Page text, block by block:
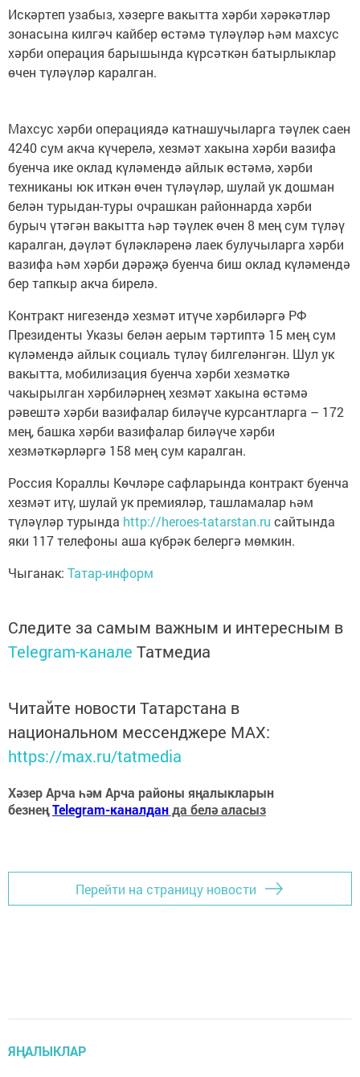
Искәртеп узабыз, хәзерге вакытта хәрби хәрәкәтләр
зонасына килгәч кайбер өстәмә түләүләр һәм махсус
хәрби операция барышында күрсәткән батырлыклар
өчен түләүләр каралган.
Махсус хәрби операциядә катнашучыларга тәүлек саен
4240 сум акча күчерелә, хезмәт хакына хәрби вазифа
буенча ике оклад күләмендә айлык өстәмә, хәрби
техниканы юк иткән өчен түләүләр, шулай ук дошман
белән турыдан-туры очрашкан районнарда хәрби
бурыч үтәгән вакытта һәр тәүлек өчен 8 мең сум түләү
каралган, дәүләт бүләкләренә лаек булучыларга хәрби
вазифа һәм хәрби дәрәҗә буенча биш оклад күләмендә
бер тапкыр акча бирелә.
Контракт нигезендә хезмәт итүче хәрбиләргә РФ
Президенты Указы белән аерым тәртиптә 15 мең сум
күләмендә айлык социаль түләү билгеләнгән. Шул ук
вакытта, мобилизация буенча хәрби хезмәткә
чакырылган хәрбиләрнең хезмәт хакына өстәмә
рәвештә хәрби вазифалар биләүче курсантларга – 172
мең, башка хәрби вазифалар биләүче хәрби
хезмәткәрләргә 158 мең сум каралган.
Россия Кораллы Көчләре сафларында контракт буенча
хезмәт итү, шулай ук премияләр, ташламалар һәм
түләүләр турында http://heroes-tatarstan.ru сайтында
яки 117 телефоны аша күбрәк белергә мөмкин.
Чыганак: Татар-информ
Следите за самым важным и интересным в
Telegram-канале Татмедиа
Читайте новости Татарстана в
национальном мессенджере MАХ:
https://max.ru/tatmedia
Хәзер Арча һәм Арча районы яңалыкларын
безнеңTelegram-каналданда белә аласыз
Перейти на страницу новости
ЯҢАЛЫКЛАР